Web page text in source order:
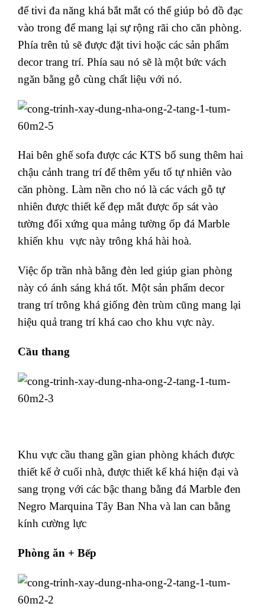
để tivi đa năng khá bắt mắt có thể giúp bỏ đồ đạc
vào trong để mang lại sự rộng rãi cho căn phòng.
Phía trên tủ sẽ được đặt tivi hoặc các sản phẩm
decor trang trí. Phía sau nó sẽ là một bức vách
ngăn bằng gỗ cùng chất liệu với nó.
Hai bên ghế sofa được các KTS bổ sung thêm hai
chậu cảnh trang trí để thêm yếu tố tự nhiên vào
căn phòng. Làm nền cho nó là các vách gỗ tự
nhiên được thiết kế đẹp mắt được ốp sát vào
tường đối xứng qua mảng tường ốp đá Marble
khiến khu vực này trông khá hài hoà.
Việc ốp trần nhà bằng đèn led giúp gian phòng
này có ánh sáng khá tốt. Một sản phẩm decor
trang trí trông khá giống đèn trùm cũng mang lại
hiệu quả trang trí khá cao cho khu vực này.
Cầu thang
Khu vực cầu thang gần gian phòng khách được
thiết kế ở cuối nhà, được thiết kế khá hiện đại và
sang trọng với các bậc thang bằng đá Marble đen
Negro Marquina Tây Ban Nha và lan can bằng
kính cường lực
Phòng ăn + Bếp